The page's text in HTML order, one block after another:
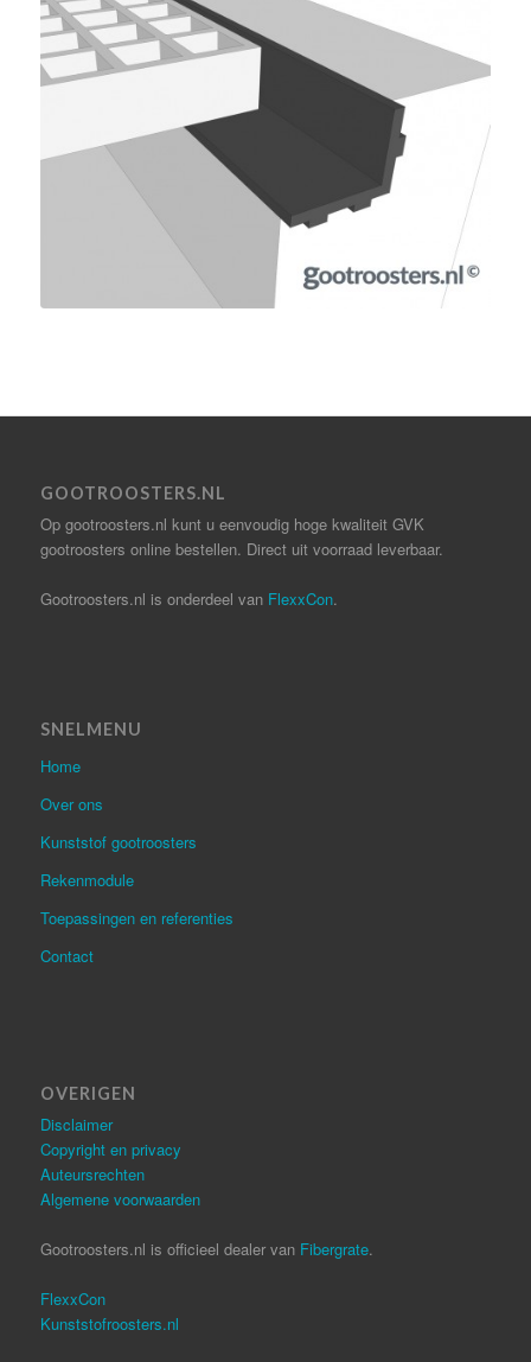
GOOTROOSTERS.NL
Op gootroosters.nl kunt u eenvoudig hoge kwaliteit GVK
gootroosters online bestellen. Direct uit voorraad leverbaar.
Gootroosters.nl is onderdeel van FlexxCon.
SNELMENU
Home
Over ons
Kunststof gootroosters
Rekenmodule
Toepassingen en referenties
Contact
OVERIGEN
Disclaimer
Copyright en privacy
Auteursrechten
Algemene voorwaarden
Gootroosters.nl is officieel dealer van Fibergrate.
FlexxCon
Kunststofroosters.nl